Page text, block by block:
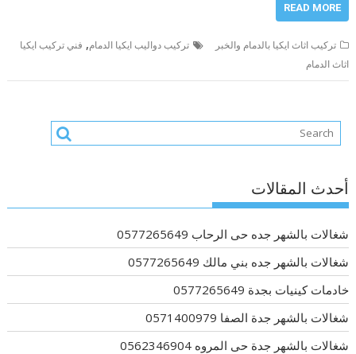
READ MORE
تركيب اثاث ايكيا بالدمام والخبر تركيب دواليب ايكيا الدمام, فني تركيب ايكيا
اثاث الدمام
أحدث المقالات
شغالات بالشهر جده حى الرحاب 0577265649
شغالات بالشهر جده بني مالك 0577265649
خادمات كينيات بجدة 0577265649
شغالات بالشهر جدة الصفا 0571400979
شغالات بالشهر جدة حى المروه 0562346904